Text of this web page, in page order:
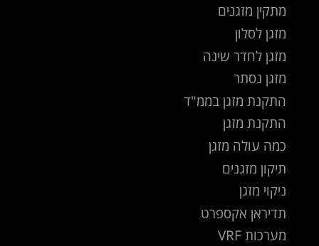
מתקין מזגנים
מזגן לסלון
מזגן לחדר שינה
מזגן נסתר
התקנת מזגן בממ"ד
התקנת מזגן
כמה עולה מזגן
תיקון מזגנים
ניקוי מזגן
תדיראן אקספרט
מערכות VRF